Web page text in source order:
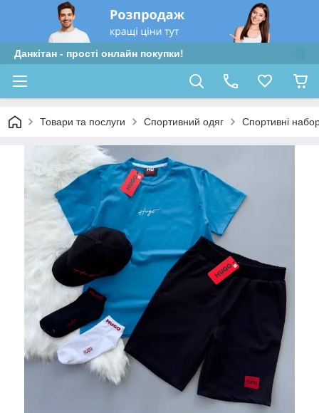
Данкітан - прості онлайн покупки!
Товари та послуги Спортивний одяг Спортивні